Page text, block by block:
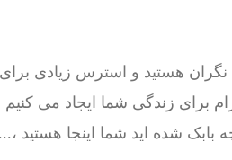
هستید و استرس زیادی
برای زندگی شما ایجاد می کنیم
شده اید شما اینجا هستید ،...